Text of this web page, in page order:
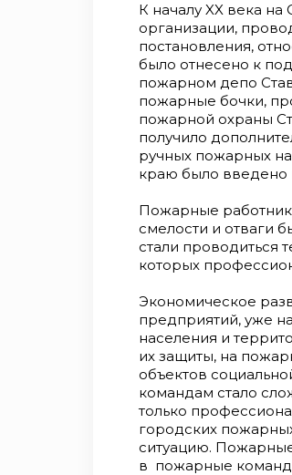
К началу XX века
организации,
постановления,
было отнесено к
пожарном депо
пожарные бочки,
пожарной охраны
получило
ручных пожарных
краю было введено
Пожарные
смелости и отваги
стали проводиться
которых
Экономическое
предприятий, уже
населения и
их защиты, на
объектов
командам стало
только
городских
ситуацию.
в пожарные